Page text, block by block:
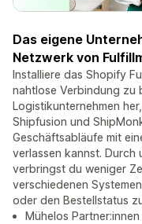
Das eigene
Netzwerk von
Installiere das Shopify
nahtlose Verbindung zu
Logistikunternehmen
Shipfusion und
Geschäftsabläufe mit
verlassen kannst.
verbringst du weniger
verschiedenen
oder den Bestellstatus
Mühelos